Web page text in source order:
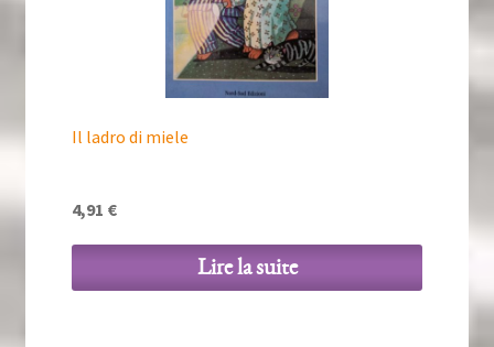
Il ladro di miele
4,91 €
Lire la suite